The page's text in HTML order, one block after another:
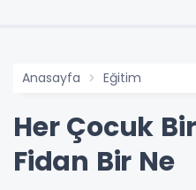
Anasayfa Eğitim
Her Çocuk
Fidan Bir Ne